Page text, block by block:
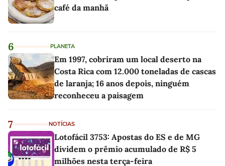
café da manhã
6 PLANETA
Em 1997, cobriram um local deserto na
Costa Rica com 12.000 toneladas de cascas
de laranja; 16 anos depois, ninguém
reconheceu a paisagem
7 NOTÍCIAS
Lotofácil 3753: Apostas do ES e de MG
dividem o prêmio acumulado de R$ 5
milhões nesta terça-feira